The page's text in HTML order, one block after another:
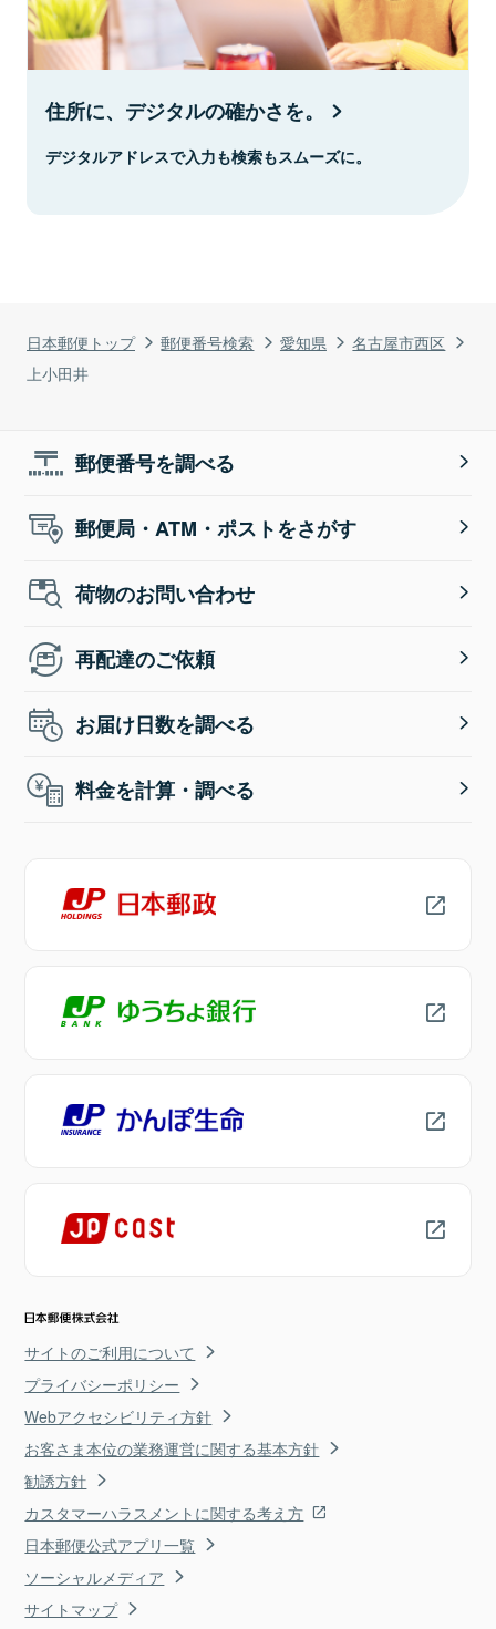
日本郵便トップ 郵便番号検索 愛知県
名古屋市西区
上小田井
住所に、デジタルの確かさを。
デジタルアドレスで入力も検索もスムーズに。
郵便番号を調べる
郵便局・ATM・ポストをさがす
荷物のお問い合わせ
再配達のご依頼
お届け日数を調べる
料金を計算・調べる
サイトのご利用について
プライバシーポリシー
Webアクセシビリティ方針
お客さま本位の業務運営に関する基本方針
勧誘方針
カスタマーハラスメントに関する考え方
日本郵便公式アプリ一覧
ソーシャルメディア
サイトマップ